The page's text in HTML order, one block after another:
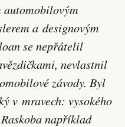
automobilovým
a designovým
se nepřátelil
nevlastnil
závody. Byl
v mravech: vysokého
například